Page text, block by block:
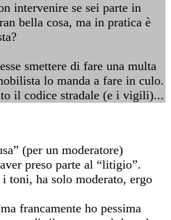
intervenire se sei parte in
bella cosa, ma in pratica è
smettere di fare una multa
lo manda a fare in culo.
il codice stradale (e i vigili)...
(per un moderatore)
preso parte al “litigio”.
toni, ha solo moderato, ergo
francamente ho pessima